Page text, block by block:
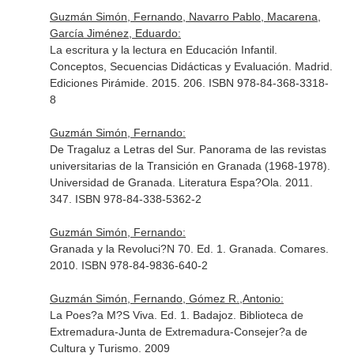
Guzmán Simón, Fernando, Navarro Pablo, Macarena,
García Jiménez, Eduardo:
La escritura y la lectura en Educación Infantil.
Conceptos, Secuencias Didácticas y Evaluación. Madrid.
Ediciones Pirámide. 2015. 206. ISBN 978-84-368-3318-
8
Guzmán Simón, Fernando:
De Tragaluz a Letras del Sur. Panorama de las revistas
universitarias de la Transición en Granada (1968-1978).
Universidad de Granada. Literatura Espa?Ola. 2011.
347. ISBN 978-84-338-5362-2
Guzmán Simón, Fernando:
Granada y la Revoluci?N 70. Ed. 1. Granada. Comares.
2010. ISBN 978-84-9836-640-2
Guzmán Simón, Fernando, Gómez R.,Antonio:
La Poes?a M?S Viva. Ed. 1. Badajoz. Biblioteca de
Extremadura-Junta de Extremadura-Consejer?a de
Cultura y Turismo. 2009